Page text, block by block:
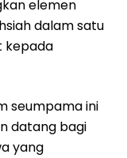
elemen
dalam satu
kepada
seumpama ini
datang bagi
yang